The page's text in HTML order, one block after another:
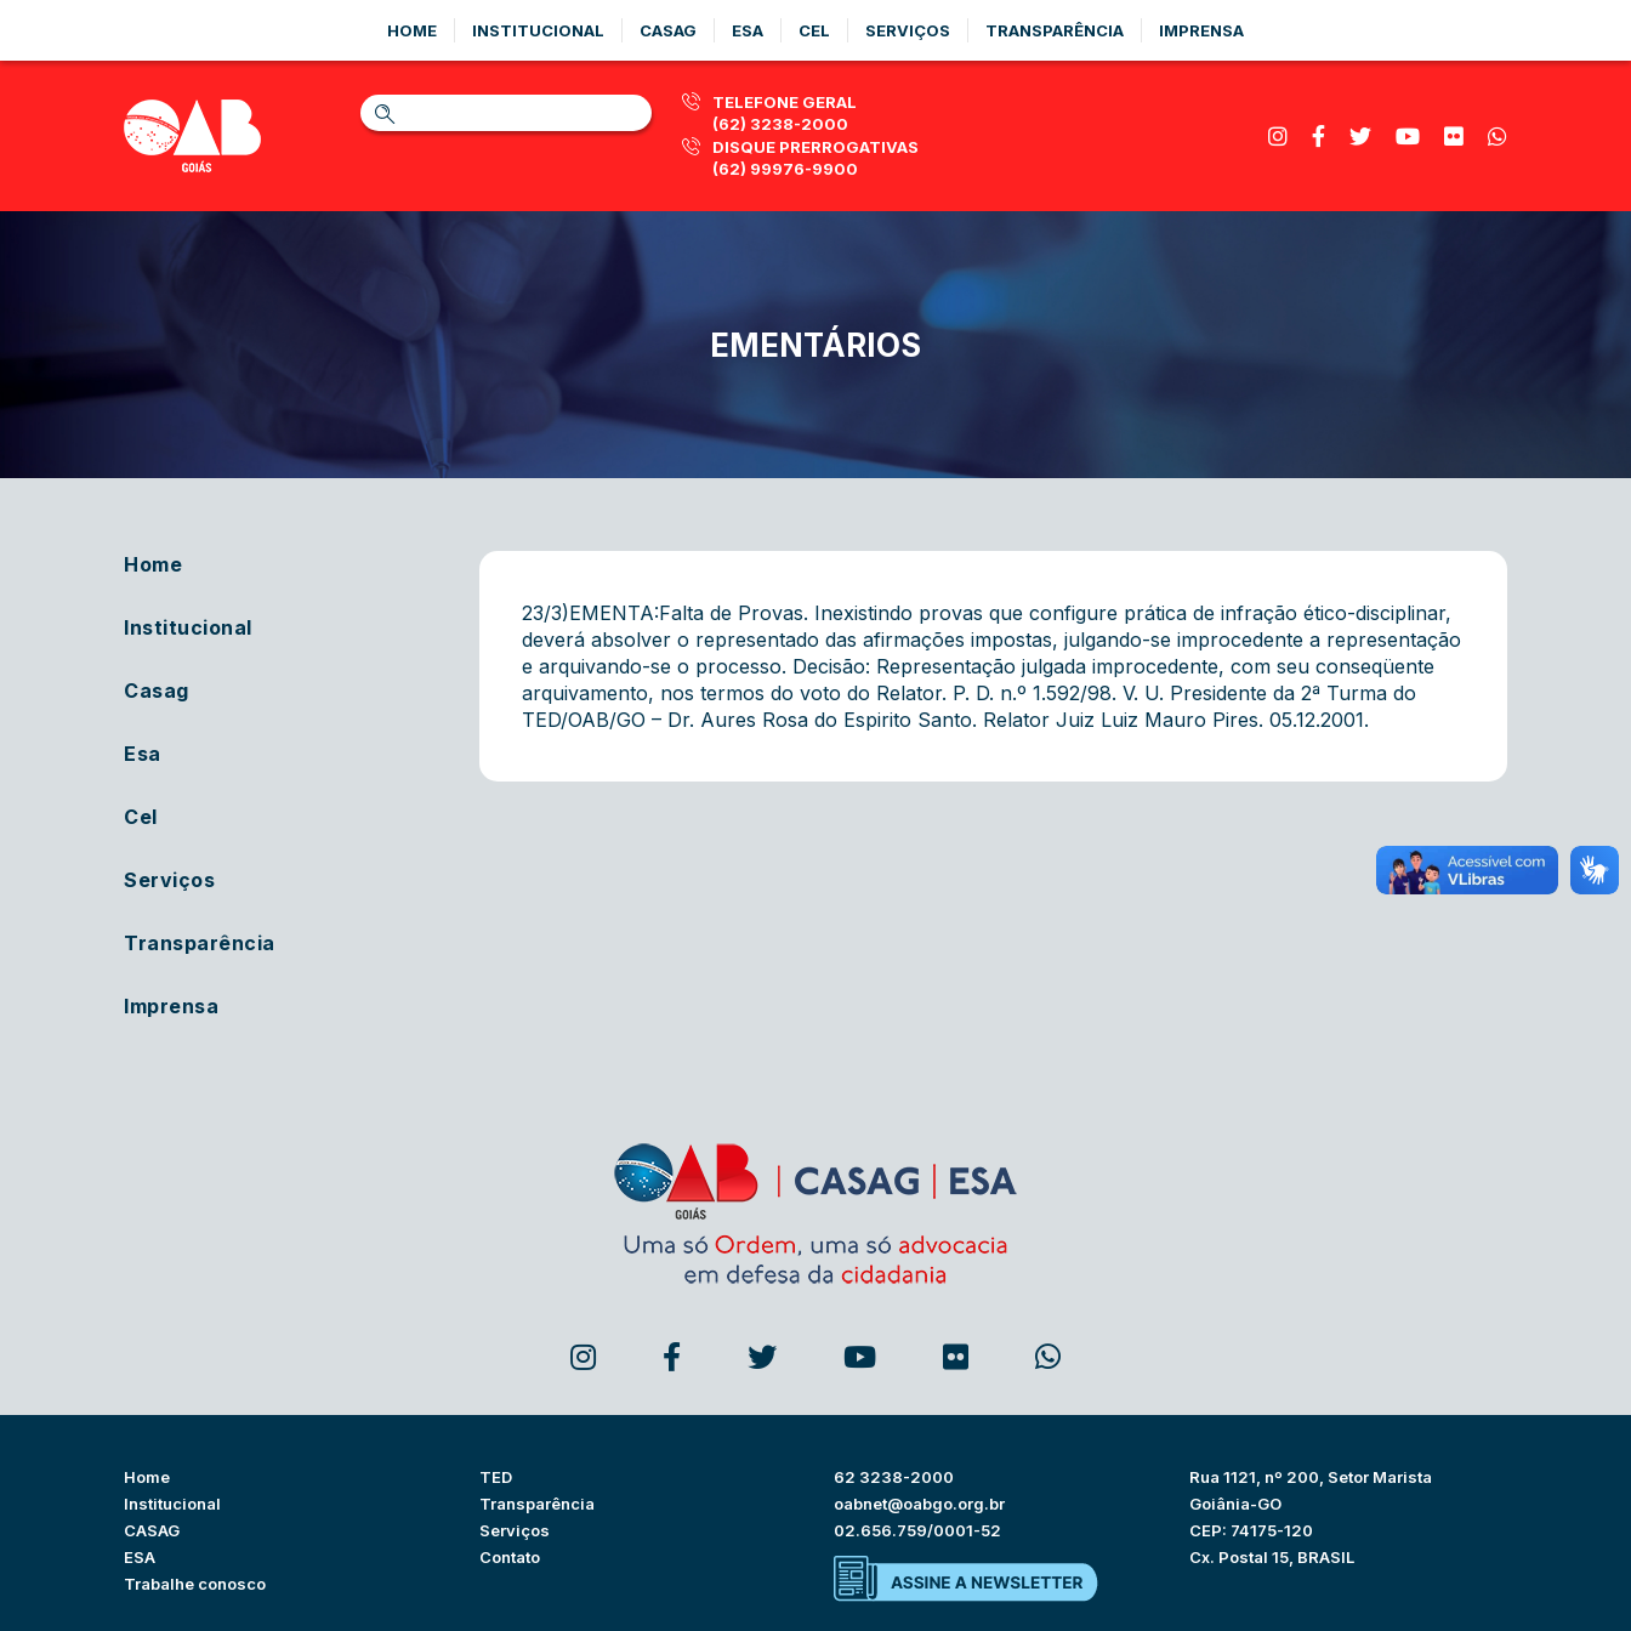
HOME INSTITUCIONAL CASAG ESA CEL SERVIÇOS TRANSPARÊNCIA IMPRENSA
TELEFONE GERAL
(62) 3238-2000
DISQUE PRERROGATIVAS
(62) 99976-9900
EMENTÁRIOS
Home
Institucional
Casag
Esa
Cel
Serviços
Transparência
Imprensa
23/3)EMENTA:Falta de Provas. Inexistindo provas que configure prática de infração ético-disciplinar,
deverá absolver o representado das afirmações impostas, julgando-se improcedente a representação
e arquivando-se o processo. Decisão: Representação julgada improcedente, com seu conseqüente
arquivamento, nos termos do voto do Relator. P. D. n.º 1.592/98. V. U. Presidente da 2ª Turma do
TED/OAB/GO – Dr. Aures Rosa do Espirito Santo. Relator Juiz Luiz Mauro Pires. 05.12.2001.
Home
Institucional
CASAG
ESA
Trabalhe conosco
TED
Transparência
Serviços
Contato
62 3238-2000
oabnet@oabgo.org.br
02.656.759/0001-52
Rua 1121, nº 200, Setor Marista
Goiânia-GO
CEP: 74175-120
Cx. Postal 15, BRASIL